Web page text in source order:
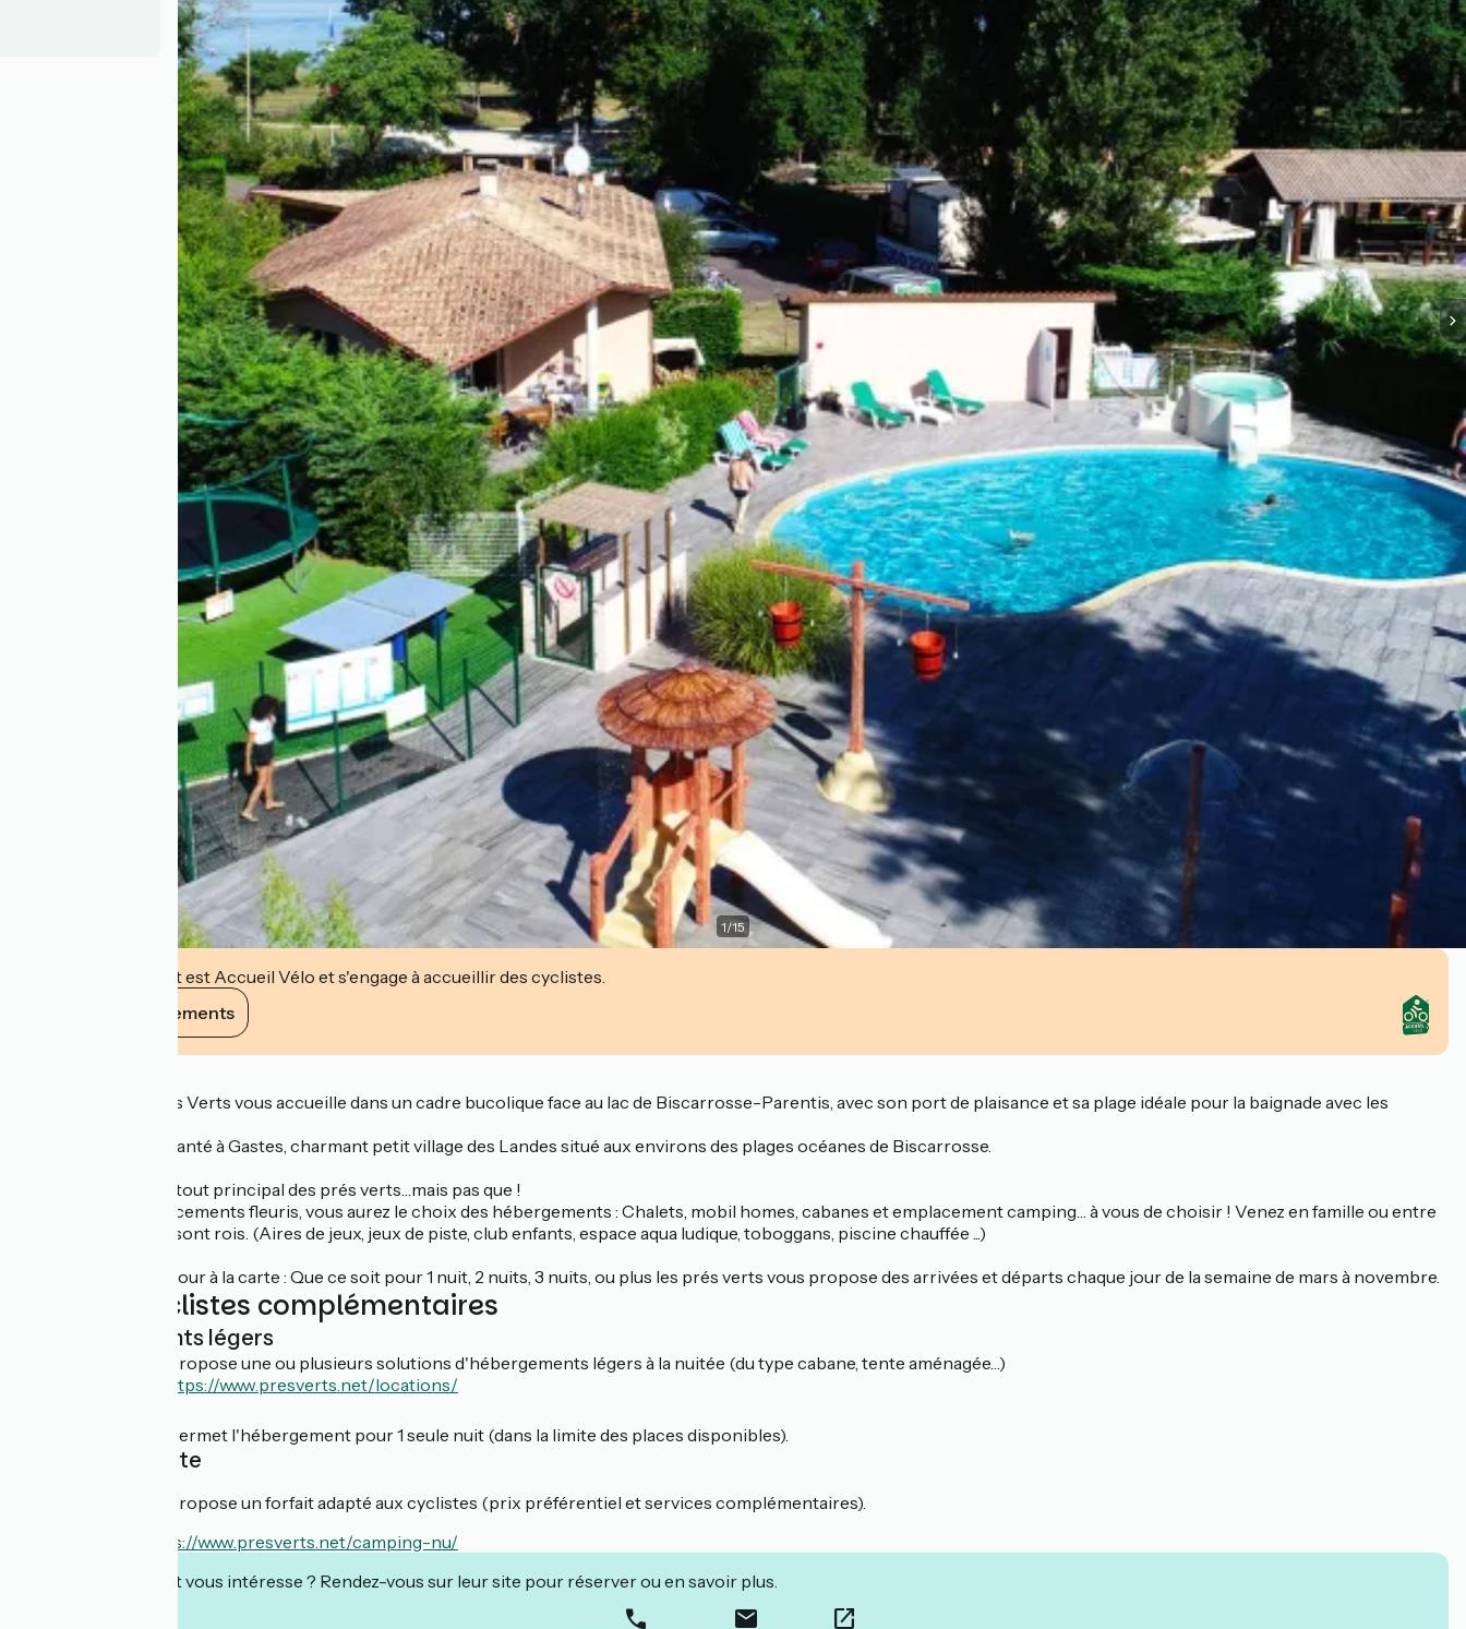
1/15
Cet établissement est Accueil Vélo et s'engage à accueillir des cyclistes.
Voir ses engagements
Le camping Les Prés Verts vous accueille dans un cadre bucolique face au lac de Biscarrosse-Parentis, avec son port de plaisance et sa plage idéale pour la baignade avec les
Le camping est implanté à Gastes, charmant petit village des Landes situé aux environs des plages océanes de Biscarrosse.
La tranquillité est l'atout principal des prés verts…mais pas que !
Avec ses 100 emplacements fleuris, vous aurez le choix des hébergements : Chalets, mobil homes, cabanes et emplacement camping… à vous de choisir ! Venez en famille ou entre
amis. Ici les enfants sont rois. (Aires de jeux, jeux de piste, club enfants, espace aqua ludique, toboggans, piscine chauffée ...)
Composez votre séjour à la carte : Que ce soit pour 1 nuit, 2 nuits, 3 nuits, ou plus les prés verts vous propose des arrivées et départs chaque jour de la semaine de mars à novembre.
Services cyclistes complémentaires
Hébergements légers
Cet établissement propose une ou plusieurs solutions d'hébergements légers à la nuitée (du type cabane, tente aménagée…)
https://www.presverts.net/locations/
Cet établissement permet l'hébergement pour 1 seule nuit (dans la limite des places disponibles).
Forfait cycliste
Cet établissement propose un forfait adapté aux cyclistes (prix préférentiel et services complémentaires).
https://www.presverts.net/camping-nu/
Cet établissement vous intéresse ? Rendez-vous sur leur site pour réserver ou en savoir plus.